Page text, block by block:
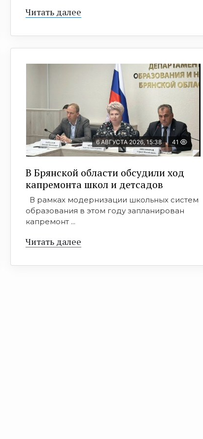
Читать далее
6 АВГУСТА 2026, 15:38 41
В Брянской области обсудили ход
капремонта школ и детсадов
В рамках модернизации школьных систем
образования в этом году запланирован
капремонт ...
Читать далее